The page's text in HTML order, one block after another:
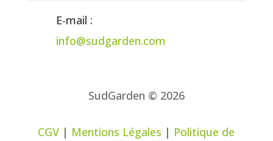
E-mail :
info@sudgarden.com
SudGarden © 2026
CGV | Mentions Légales | Politique de